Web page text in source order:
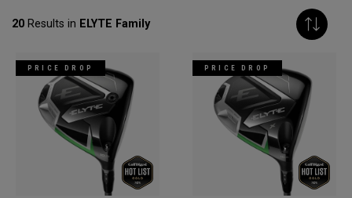
20 Results in ELYTE Family
PRICE DROP PRICE DROP